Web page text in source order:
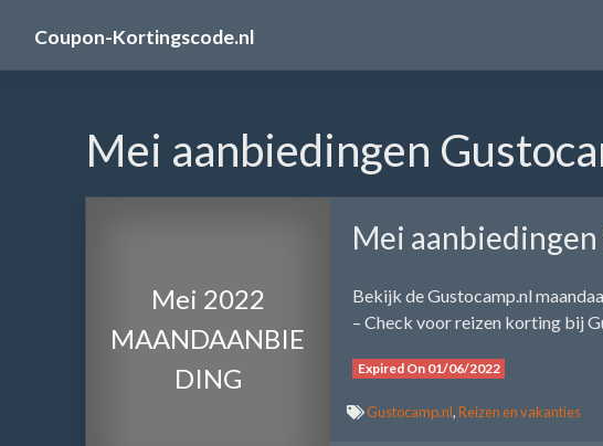
Coupon-Kortingscode.nl
Mei aanbiedingen
Mei 2022
MAANDAANBIE
DING
Mei
Bekijk de Gustocamp.nl
– Check voor reizen korting bij
Expired On 01/06/2022
Gustocamp.nl,Reizen en vakanties